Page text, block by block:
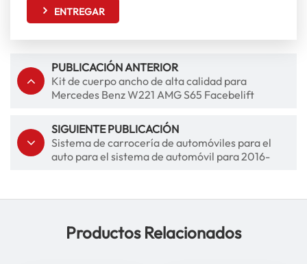
ENTREGAR
PUBLICACIÓN ANTERIOR
Kit de cuerpo ancho de alta calidad para
Mercedes Benz W221 AMG S65 Facebelift
SIGUIENTE PUBLICACIÓN
Sistema de carrocería de automóviles para el
auto para el sistema de automóvil para 2016-
Productos Relacionados